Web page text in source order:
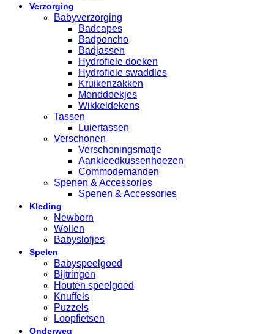
Verzorging
Babyverzorging
Badcapes
Badponcho
Badjassen
Hydrofiele doeken
Hydrofiele swaddles
Kruikenzakken
Monddoekjes
Wikkeldekens
Tassen
Luiertassen
Verschonen
Verschoningsmatje
Aankleedkussenhoezen
Commodemanden
Spenen & Accessories
Spenen & Accessories
Kleding
Newborn
Wollen
Babyslofjes
Spelen
Babyspeelgoed
Bijtringen
Houten speelgoed
Knuffels
Puzzels
Loopfietsen
Onderweg